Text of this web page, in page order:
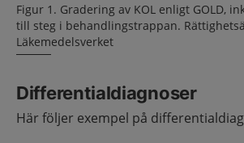
Figur 1. Gradering av KOL enligt GOLD,
till steg i behandlingstrappan.
Läkemedelsverket
Differentialdiagnoser
Här följer exempel på